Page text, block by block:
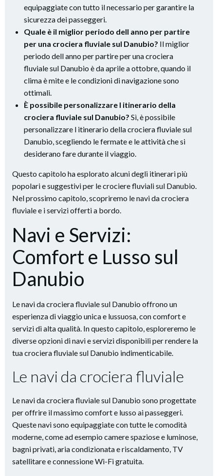
equipaggiate con tutto il necessario per garantire la
sicurezza dei passeggeri.
Quale è il miglior periodo dell anno per partire
per una crociera fluviale sul Danubio? Il miglior
periodo dell anno per partire per una crociera
fluviale sul Danubio è da aprile a ottobre, quando il
clima è mite e le condizioni di navigazione sono
ottimali.
È possibile personalizzare l itinerario della
crociera fluviale sul Danubio? Sì, è possibile
personalizzare l itinerario della crociera fluviale sul
Danubio, scegliendo le fermate e le attività che si
desiderano fare durante il viaggio.
Questo capitolo ha esplorato alcuni degli itinerari più
popolari e suggestivi per le crociere fluviali sul Danubio.
Nel prossimo capitolo, scopriremo le navi da crociera
fluviale e i servizi offerti a bordo.
Navi e Servizi:
Comfort e Lusso sul
Danubio
Le navi da crociera fluviale sul Danubio offrono un
esperienza di viaggio unica e lussuosa, con comfort e
servizi di alta qualità. In questo capitolo, esploreremo le
diverse opzioni di navi e servizi disponibili per rendere la
tua crociera fluviale sul Danubio indimenticabile.
Le navi da crociera fluviale
Le navi da crociera fluviale sul Danubio sono progettate
per offrire il massimo comfort e lusso ai passeggeri.
Queste navi sono equipaggiate con tutte le comodità
moderne, come ad esempio camere spaziose e luminose,
bagni privati, aria condizionata e riscaldamento, TV
satellitare e connessione Wi-Fi gratuita.